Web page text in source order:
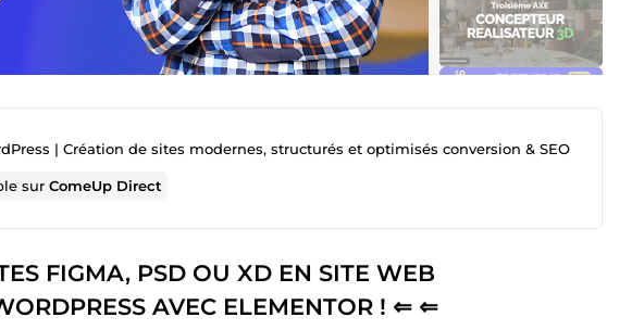
| Création de sites modernes, structurés et optimisés conversion & SEO
surComeUp Direct
FIGMA, PSD OU XD EN SITE WEB
AVEC ELEMENTOR ! ⇐ ⇐